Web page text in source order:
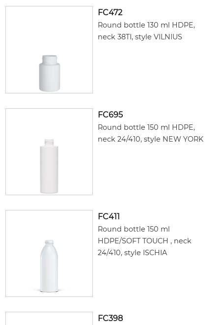
FC472
Round bottle 130 ml HDPE,
neck 38TI, style VILNIUS
FC695
Round bottle 150 ml HDPE,
neck 24/410, style NEW YORK
FC411
Round bottle 150 ml
HDPE/SOFT TOUCH , neck
24/410, style ISCHIA
FC398